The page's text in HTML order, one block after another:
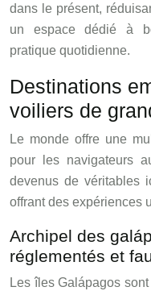
dans le présent,
un espace dédié à
pratique quotidienne.
Destinations
voiliers de
Le monde offre une
pour les navigateurs
devenus de véritables
offrant des expériences
Archipel des
réglementés et
Les îles Galápagos